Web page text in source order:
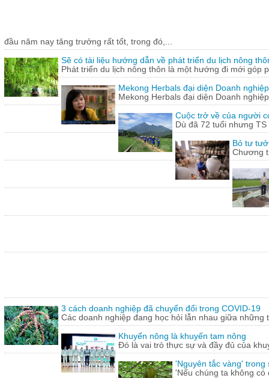
đầu năm nay tăng trưởng rất tốt, trong đó,...
Sẽ có tài liệu hướng dẫn về phát triển du lịch nông
Phát triển du lịch nông thôn là một hướng đi mới góp
Mekong Herbals đại diện Doanh
Mekong Herbals đại diện Doanh
Cuộc trở về của người
Dù đã 72 tuổi nhưng
Bỏ tư
Chương
3 cách doanh nghiệp đã chuyển đổi trong COVID-19
Các doanh nghiệp đang học hỏi lẫn nhau giữa những
Khuyến nông là khuyến tam nông
Đó là vai trò thực sự và đầy đủ của
'Nguyên tắc vàng' trong
'Nếu chúng ta không